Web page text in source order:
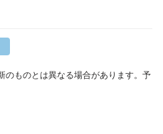
のものとは異なる場合があります。予